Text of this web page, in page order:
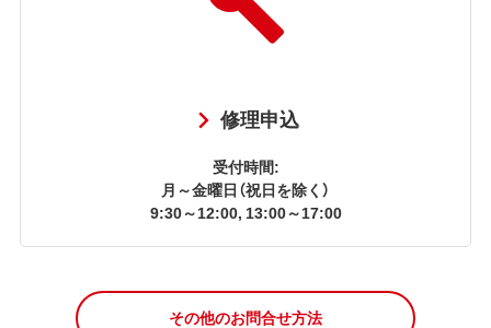
修理申込
受付時間:
月～金曜日（祝日を除く）
9:30～12:00, 13:00～17:00
その他のお問合せ方法